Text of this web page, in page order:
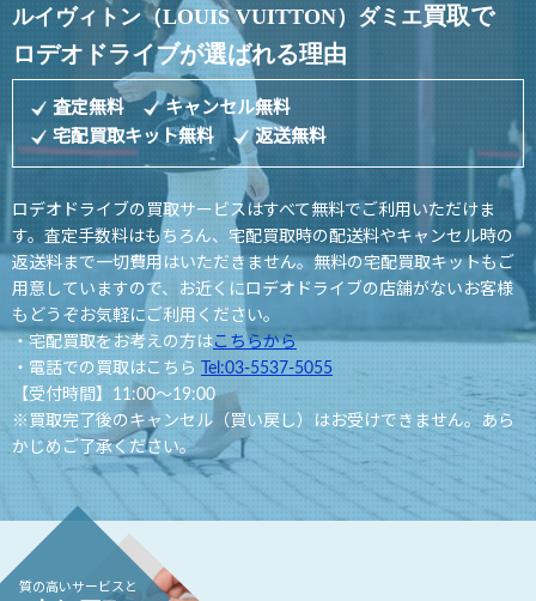
ルイヴィトン（LOUIS VUITTON） ダミエ買取で
ロデオドライブが選ばれる理由
査定無料
キャンセル無料
宅配買取キット無料
返送無料
ロデオドライブの買取サービスはすべて無料でご利用いただけま
す。査定手数料はもちろん、宅配買取時の配送料やキャンセル時の
返送料まで一切費用はいただきません。無料の宅配買取キットもご
用意していますので、お近くにロデオドライブの店舗がないお客様
もどうぞお気軽にご利用ください。
・宅配買取をお考えの方はこちらから
・電話での買取はこちら
Tel:03-5537-5055
【受付時間】11:00～19:00
買取完了後のキャンセル（買い戻し）はお受けできません。あら
かじめご了承ください。
質の高いサービスと